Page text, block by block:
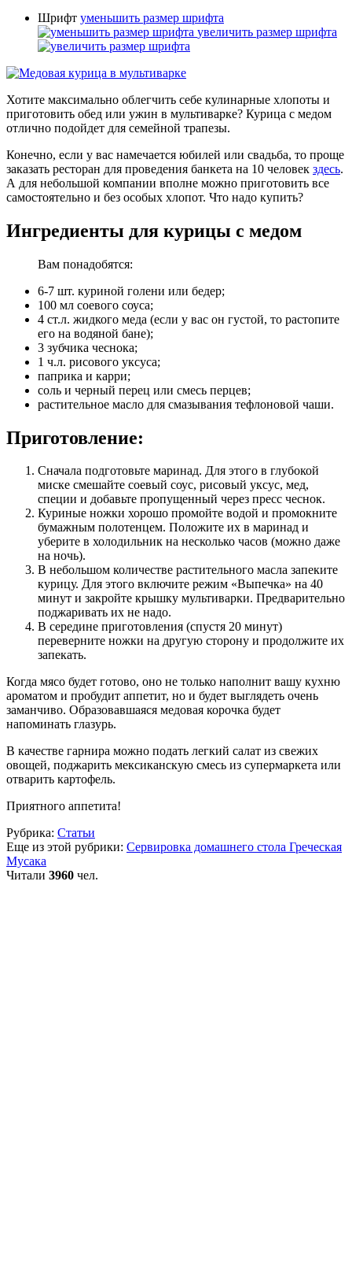
Шрифт уменьшить размер шрифта
увеличить размер шрифта
Хотите максимально облегчить себе кулинарные хлопоты и
приготовить обед или ужин в мультиварке? Курица с медом
отлично подойдет для семейной трапезы.
Конечно, если у вас намечается юбилей или свадьба, то проще
заказать ресторан для проведения банкета на 10 человек здесь.
А для небольшой компании вполне можно приготовить все
самостоятельно и без особых хлопот. Что надо купить?
Ингредиенты для курицы с медом
Вам понадобятся:
6-7 шт. куриной голени или бедер;
100 мл соевого соуса;
4 ст.л. жидкого меда (если у вас он густой, то растопите
его на водяной бане);
3 зубчика чеснока;
1 ч.л. рисового уксуса;
паприка и карри;
соль и черный перец или смесь перцев;
растительное масло для смазывания тефлоновой чаши.
Приготовление:
Сначала подготовьте маринад. Для этого в глубокой
миске смешайте соевый соус, рисовый уксус, мед,
специи и добавьте пропущенный через пресс чеснок.
Куриные ножки хорошо промойте водой и промокните
бумажным полотенцем. Положите их в маринад и
уберите в холодильник на несколько часов (можно даже
на ночь).
В небольшом количестве растительного масла запеките
курицу. Для этого включите режим «Выпечка» на 40
минут и закройте крышку мультиварки. Предварительно
поджаривать их не надо.
В середине приготовления (спустя 20 минут)
переверните ножки на другую сторону и продолжите их
запекать.
Когда мясо будет готово, оно не только наполнит вашу кухню
ароматом и пробудит аппетит, но и будет выглядеть очень
заманчиво. Образовавшаяся медовая корочка будет
напоминать глазурь.
В качестве гарнира можно подать легкий салат из свежих
овощей, поджарить мексиканскую смесь из супермаркета или
отварить картофель.
Приятного аппетита!
Рубрика: Статьи
Еще из этой рубрики: Сервировка домашнего стола Греческая
Мусака
Читали 3960 чел.